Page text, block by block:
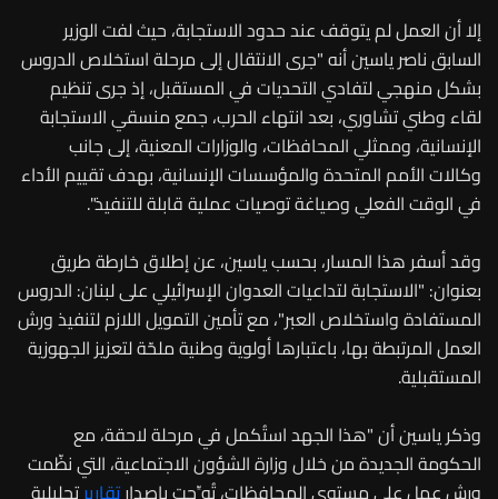
إلا أن العمل لم يتوقف عند حدود الاستجابة، حيث لفت الوزير
السابق ناصر ياسين أنه "جرى الانتقال إلى مرحلة استخلاص الدروس
بشكل منهجي لتفادي التحديات في المستقبل، إذ جرى تنظيم
لقاء وطني تشاوري، بعد انتهاء الحرب، جمع منسقي الاستجابة
الإنسانية، وممثلي المحافظات، والوزارات المعنية، إلى جانب
وكالات الأمم المتحدة والمؤسسات الإنسانية، بهدف تقييم الأداء
في الوقت الفعلي وصياغة توصيات عملية قابلة للتنفيذ".
وقد أسفر هذا المسار، بحسب ياسين، عن إطلاق خارطة طريق
بعنوان: "الاستجابة لتداعيات العدوان الإسرائيلي على لبنان: الدروس
المستفادة واستخلاص العبر"، مع تأمين التمويل اللازم لتنفيذ ورش
العمل المرتبطة بها، باعتبارها أولوية وطنية ملحّة لتعزيز الجهوزية
المستقبلية.
وذكر ياسين أن "هذا الجهد استُكمل في مرحلة لاحقة، مع
الحكومة الجديدة من خلال وزارة الشؤون الاجتماعية، التي نظّمت
ورش عمل على مستوى المحافظات، تُوِّجت بإصدارتقاريرتحليلية